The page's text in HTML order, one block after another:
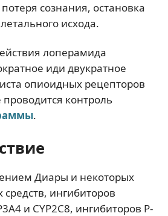
сознания, остановка
исхода.
лоперамида
иди двукратное
опиоидных рецепторов
проводится контроль
.
Диары и некоторых
ингибиторов
и CYP2C8, ингибиторов Р-